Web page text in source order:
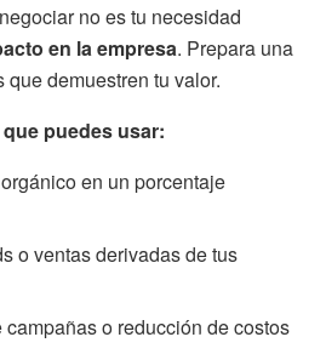
no es tu necesidad
en la empresa. Prepara una
demuestren tu valor.
puedes usar:
en un porcentaje
o ventas derivadas de tus
campañas o reducción de costos